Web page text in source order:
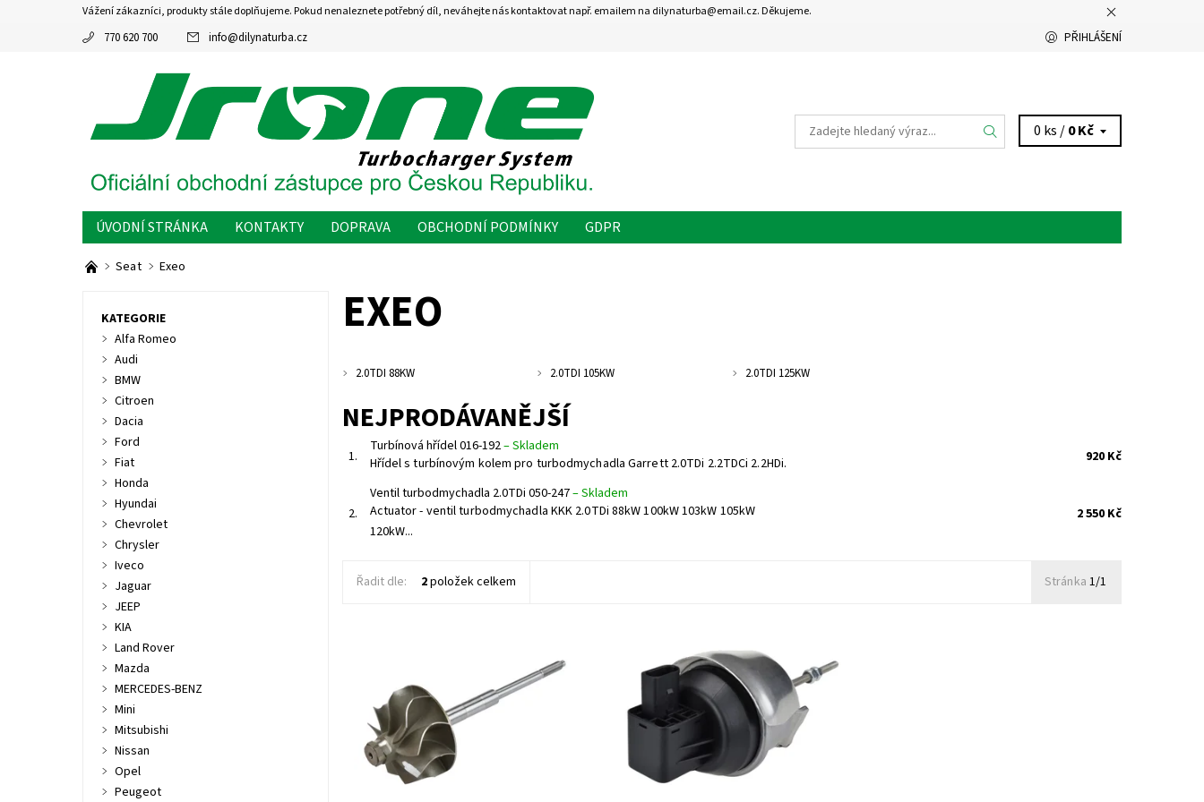
Vážení zákazníci, produkty stále doplňujeme. Pokud nenaleznete potřebný díl, neváhejte nás kontaktovat např. emailem na dilynaturba@email.cz. Děkujeme.
770 620 700 info@dilynaturba.cz PŘIHLÁŠENÍ
0 ks /0 Kč
ÚVODNÍ STRÁNKA KONTAKTY DOPRAVA OBCHODNÍ PODMÍNKY GDPR
Seat Exeo
EXEO
2.0TDI 88KW 2.0TDI 105KW 2.0TDI 125KW
NEJPRODÁVANĚJŠÍ
1.
Turbínová hřídel 016-192–Skladem
Hřídel s turbínovým kolem pro turbodmychadla Garrett 2.0TDi 2.2TDCi 2.2HDi.
920 Kč
2.
Ventil turbodmychadla 2.0TDi 050-247–Skladem
Actuator - ventil turbodmychadla KKK 2.0TDi 88kW 100kW 103kW 105kW
120kW...
2 550 Kč
Řadit dle: 2položek celkem Stránka 1/1
turbodmychadla Garrett 2.0TDi 2.2TDCi
Dostupnost:
Skladem
Kód:
833
Značka:
Jrone
Záruka:
2 roky
Actuator - ventil turbodmychadla KKK
2.0TDi 88kW 100kW 103kW 105kW 120kW
125kW.
Dostupnost:
Skladem
Kód:
Značka:
Jrone
Záruka:
2 roky
KATEGORIE
Alfa Romeo
Audi
BMW
Citroen
Dacia
Ford
Fiat
Honda
Hyundai
Chevrolet
Chrysler
Iveco
Jaguar
JEEP
KIA
Land Rover
Mazda
MERCEDES-BENZ
Mini
Mitsubishi
Nissan
Opel
Peugeot